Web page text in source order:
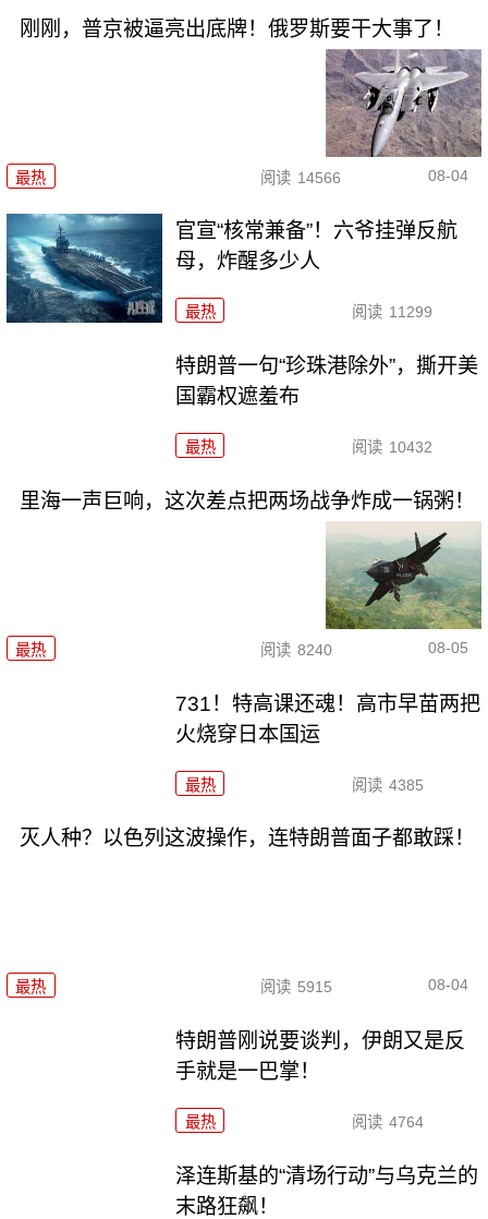
刚刚，普京被逼亮出底牌！俄罗斯要干大事了！
最热 阅读 14566 08-04
官宣“核常兼备”！六爷挂弹反航
母，炸醒多少人
最热 阅读 11299
特朗普一句“珍珠港除外”，撕开美
国霸权遮羞布
最热 阅读 10432
里海一声巨响，这次差点把两场战争炸成一锅粥！
最热 阅读 8240 08-05
731！特高课还魂！高市早苗两把
火烧穿日本国运
最热 阅读 4385
灭人种？以色列这波操作，连特朗普面子都敢踩！
最热 阅读 5915 08-04
特朗普刚说要谈判，伊朗又是反
手就是一巴掌！
最热 阅读 4764
泽连斯基的“清场行动”与乌克兰的
末路狂飙！